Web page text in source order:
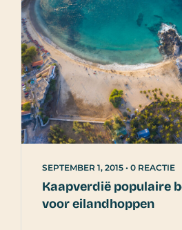
SEPTEMBER 1, 2015 • 0 REACTIE
Kaapverdië populaire
voor eilandhoppen